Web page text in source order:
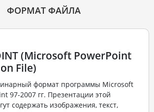
ФОРМАТ ФАЙЛА
(Microsoft PowerPoint
File)
формат программы Microsoft
97-2007 гг. Презентации этой
содержать изображения, текст,